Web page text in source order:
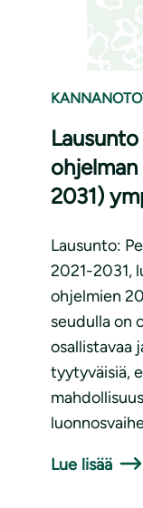
2031)
Lausunto:
2021-2031,
ohjelmien
seudulla on
osallistavaa
tyytyväisiä,
Lue lisää